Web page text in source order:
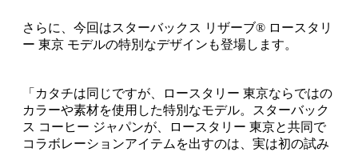
さらに、今回はスターバックス リザーブ®︎ ロースタリ
ー 東京 モデルの特別なデザインも登場します。
「カタチは同じですが、ロースタリー 東京ならではの
カラーや素材を使用した特別なモデル。スターバック
ス コーヒー ジャパンが、ロースタリー 東京と共同で
コラボレーションアイテムを出すのは、実は初の試み